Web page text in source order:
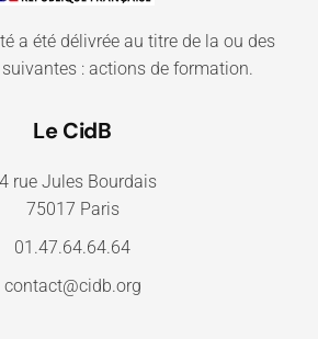
a été délivrée au titre de la ou des
: actions de formation.
Le CidB
rue Jules Bourdais
75017 Paris
01.47.64.64.64
contact@cidb.org